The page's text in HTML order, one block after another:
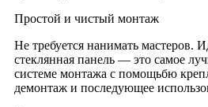
Простой и чистый монтаж
Не требуется нанимать мастеров.
стеклянная панель — это самое
системе монтажа с помощьбю
демонтаж и последующее